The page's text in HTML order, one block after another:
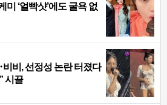
미 ‘얼빡샷’에도 굴욕 없
비, 선정성 논란 터졌다
시끌